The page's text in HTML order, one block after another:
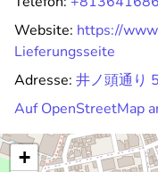
Website: https://
Lieferungsseite
Adresse: 井ノ頭通り
Auf OpenStreetMap
+